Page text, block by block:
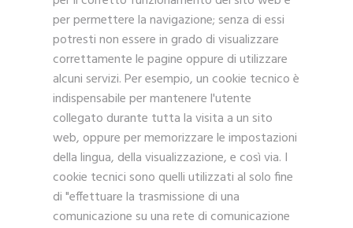
per permettere la navigazione; senza di essi
potresti non essere in grado di visualizzare
correttamente le pagine oppure di utilizzare
alcuni servizi. Per esempio, un cookie tecnico è
indispensabile per mantenere l'utente
collegato durante tutta la visita a un sito
web, oppure per memorizzare le impostazioni
della lingua, della visualizzazione, e così via. I
cookie tecnici sono quelli utilizzati al solo fine
di "effettuare la trasmissione di una
comunicazione su una rete di comunicazione